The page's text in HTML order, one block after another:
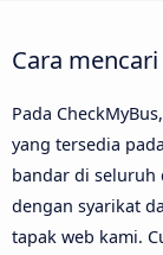
Cara
Pada
yang tersedia
bandar di seluruh
dengan syarikat
tapak web kami.